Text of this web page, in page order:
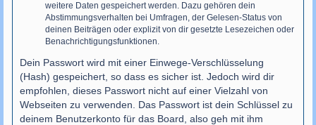
weitere Daten gespeichert werden. Dazu gehören dein
Abstimmungsverhalten bei Umfragen, der Gelesen-Status von
deinen Beiträgen oder explizit von dir gesetzte Lesezeichen oder
Benachrichtigungsfunktionen.
Dein Passwort wird mit einer Einwege-Verschlüsselung
(Hash) gespeichert, so dass es sicher ist. Jedoch wird dir
empfohlen, dieses Passwort nicht auf einer Vielzahl von
Webseiten zu verwenden. Das Passwort ist dein Schlüssel zu
deinem Benutzerkonto für das Board, also geh mit ihm